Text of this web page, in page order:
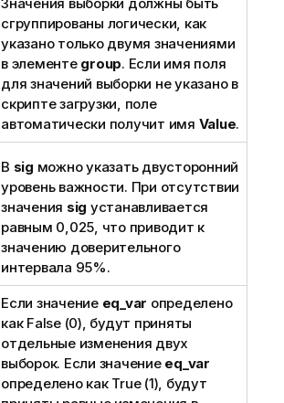
сгруппированы логически, как
указано только двумя значениями
в элементе group. Если имя поля
для значений выборки не указано в
скрипте загрузки, поле
автоматически получит имя Value.
В sig можно указать двусторонний
уровень важности. При отсутствии
значения sig устанавливается
равным 0,025, что приводит к
значению доверительного
интервала 95%.
Если значение eq_var определено
как False(0), будут приняты
отдельные изменения двух
выборок. Если значение eq_var
определено как True(1), будут